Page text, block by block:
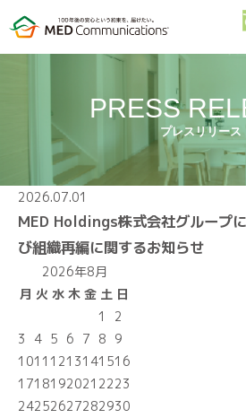
PRESS
プレスリリース
2026.07.01
MED Holdings株式会社グループ
び組織再編に関するお知らせ
2026年8月
月 火 水 木 金 土 日
1
2
3
4 5 6 7 8 9
1011 1213141516
1718192021 2223
24252627282930